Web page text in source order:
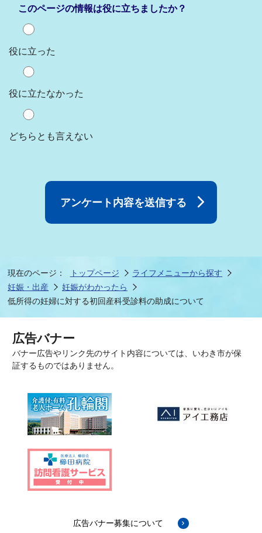
このページの情報は役に立ちましたか？
役に立った
役に立たなかった
どちらとも言えない
現在のページ： トップページ
ライフメニューから探す
妊娠・出産
妊娠がわかったら
低所得の妊婦に対する初回産科受診料の助成について
広告バナー
バナー広告やリンク先のサイト内容については、いわき市が保
証するものではありません。
広告バナー募集について